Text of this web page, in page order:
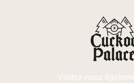
Visitez-nous